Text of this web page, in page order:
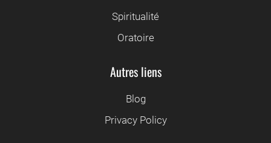
Spiritualité
Oratoire
Autres liens
Blog
Privacy Policy